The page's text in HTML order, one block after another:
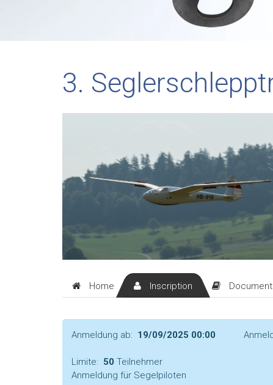
3.
Home Inscription
Anmeldung ab: 19/09/2025 00:00
Limite: 50 Teilnehmer
Anmeldung für Segelpiloten